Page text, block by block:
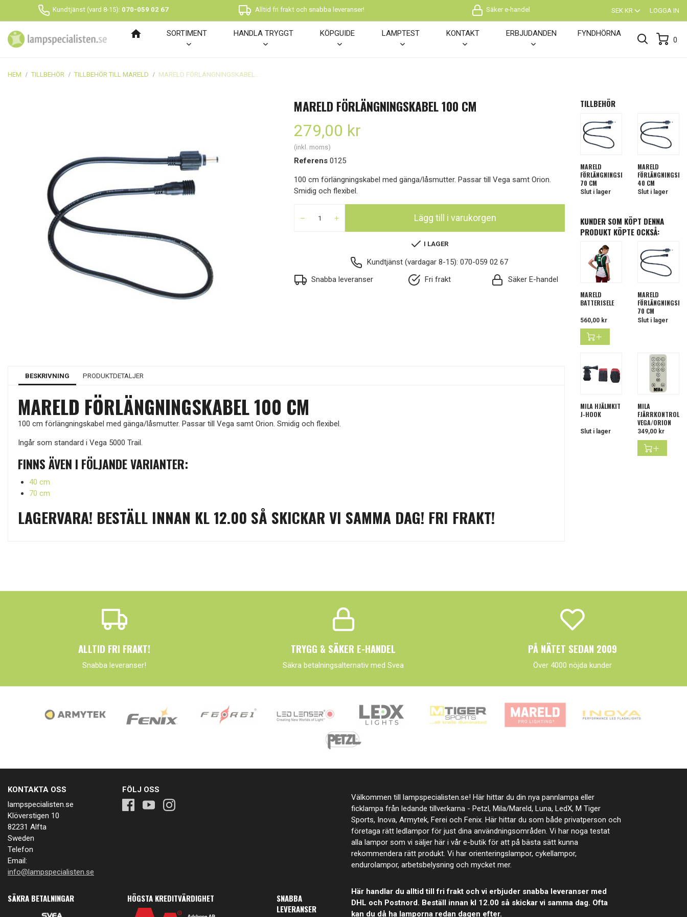
Kundtjänst (vard 8-15): 070-059 02 67 Alltid fri frakt och snabba leveranser! Säker e-handel SEK KR LOGGA IN
home SORTIMENT HANDLA TRYGGT KÖPGUIDE LAMPTEST KONTAKT ERBJUDANDEN FYNDHÖRNA
0
HEM TILLBEHÖR TILLBEHÖR TILL MARELD
MARELD FÖRLÄNGNINGSKABEL 100 CM
279,00 kr
(inkl. moms)
Referens 0125
100 cm förlängningskabel med gänga/låsmutter. Passar till Vega samt Orion.
Smidig och flexibel.
Lägg till i varukorgen
I LAGER
Kundtjänst (vardagar 8-15): 070-059 02 67
Snabba leveranser
Fri frakt Säker E-handel
BESKRIVNING PRODUKTDETALJER
MARELD FÖRLÄNGNINGSKABEL 100 CM
100 cm förlängningskabel med gänga/låsmutter. Passar till Vega samt Orion. Smidig och flexibel.
Ingår som standard i Vega 5000 Trail.
FINNS ÄVEN I FÖLJANDE VARIANTER:
40 cm
70 cm
LAGERVARA! BESTÄLL INNAN KL 12.00 SÅ SKICKAR VI SAMMA DAG! FRI FRAKT!
TILLBEHÖR
MARELD
FÖRLÄNGNINGSKABEL
70 CM
Slut i lager
MARELD
40 CM
Slut i lager
KUNDER SOM KÖPT DENNA
PRODUKT KÖPTE OCKSÅ:
MARELD
BATTERISELE
Pris
560,00 kr
MARELD
70 CM
Slut i lager
MILA HJÄLMKIT
J-HOOK
Slut i lager
MILA
FJÄRRKONTROLL
VEGA/ORION
Pris
349,00 kr
ALLTID FRI FRAKT!
Snabba leveranser!
TRYGG & SÄKER E-HANDEL
Säkra betalningsalternativ med Svea
PÅ NÄTET SEDAN 2009
Över 4000 nöjda kunder
KONTAKTA OSS
lampspecialisten.se
Klöverstigen 10
82231 Alfta
Sweden
Telefon
Email:
info@lampspecialisten.se
FÖLJ OSS
SÄKRA BETALNINGAR HÖGSTA KREDITVÄRDIGHET
SNABBA
LEVERANSER
Välkommen till lampspecialisten.se! Här hittar du din nya pannlampa eller
ficklampa från ledande tillverkarna - Petzl, Mila/Mareld, Luna, LedX, M Tiger
Sports, Inova, Armytek, Ferei och Fenix. Här hittar du som både privatperson och
företaga rätt ledlampor för just dina användningsområden. Vi har noga testat
alla lampor som vi säljer här i vår e-butik för att på bästa sätt kunna
rekommendera rätt produkt. Vi har orienteringslampor, cykellampor,
endurolampor, arbetsbelysning och mycket mer.
Här handlar du alltid till fri frakt och vi erbjuder snabba leveranser med
DHL och Postnord. Beställ innan kl 12.00 så skickar vi samma dag. Ofta
kan du då ha lamporna redan dagen efter.